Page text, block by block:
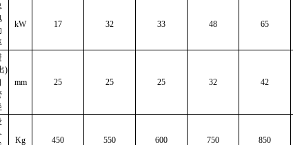
kW 17 32 33 48 65
)
mm 25 25 25 32 42
Kg 450 550 600 750 850